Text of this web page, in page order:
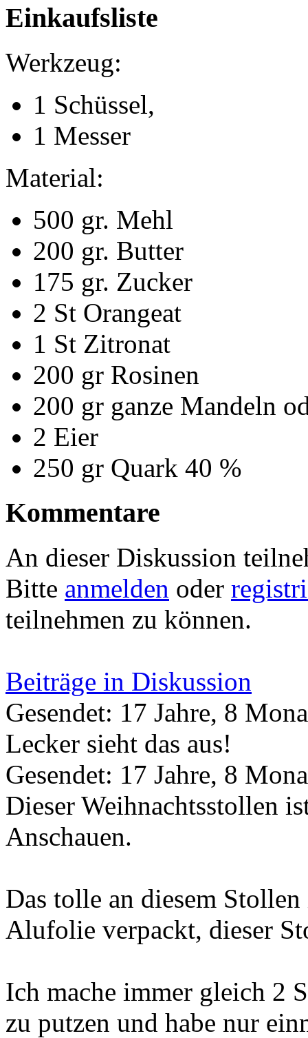
Einkaufsliste
Werkzeug:
1 Schüssel,
1 Messer
Material:
500 gr. Mehl
200 gr. Butter
175 gr. Zucker
2 St Orangeat
1 St Zitronat
200 gr Rosinen
200 gr ganze Mandeln
2 Eier
250 gr Quark 40 %
Kommentare
An dieser Diskussion
Bitte anmelden oder
teilnehmen zu können.
Beiträge in Diskussion
Gesendet: 17 Jahre, 8
Lecker sieht das aus!
Gesendet: 17 Jahre, 8
Dieser Weihnachtsstollen
Anschauen.
Das tolle an diesem
Alufolie verpackt, dieser
Ich mache immer gleich 2
zu putzen und habe nur